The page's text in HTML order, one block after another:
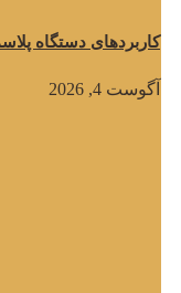
کاربردهای دستگاه
آگوست 4, 2026